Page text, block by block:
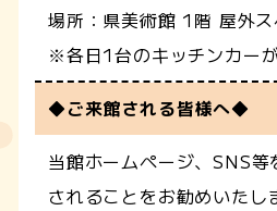
場所：県美術館 1階 屋外
※各日1台のキッチンカー
◆ご来館される皆様へ◆
当館ホームページ、SNS
されることをお勧めいたし